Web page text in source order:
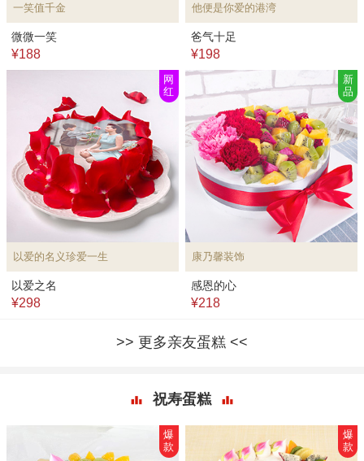
一笑值千金
微微一笑
¥188
他便是你爱的港湾
爸气十足
¥198
以爱的名义珍爱一生
网
红
以爱之名
¥298
康乃馨装饰
新
品
感恩的心
¥218
更多亲友蛋糕
祝寿蛋糕
爆
款
爆
款